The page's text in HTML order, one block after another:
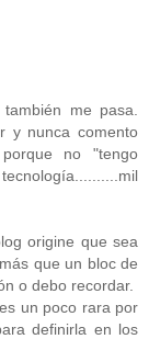
me pasa.
y nunca comento
no "tengo
origine que sea
que un bloc de
o debo recordar.
un poco rara por
definirla en los